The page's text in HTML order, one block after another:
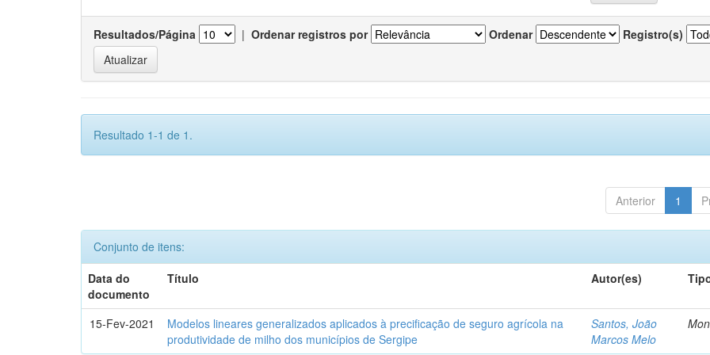
Resultados/Página | Ordenar registros por Ordenar Registro(s)
Resultado 1-1 de 1.
Anterior 1
Conjunto de itens:
Data do
documento
Título Autor(es)
15-Fev-2021
Modelos lineares generalizados aplicados à precificação de seguro agrícola na
produtividade de milho dos municípios de Sergipe
Santos, João
Marcos Melo